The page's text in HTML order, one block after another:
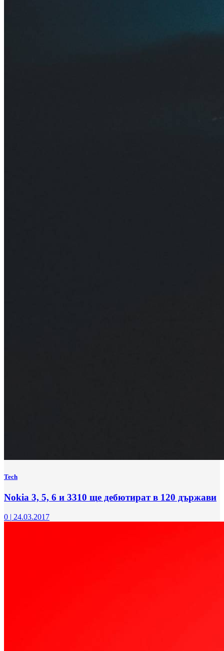
Tech
Nokia 3, 5, 6 и 3310 ще дебютират в 120 държави
0 | 24.03.2017